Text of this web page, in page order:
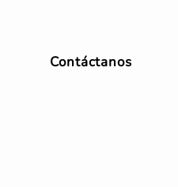
Contáctanos